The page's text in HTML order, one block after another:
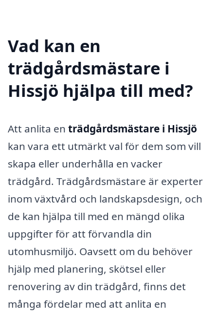
Vad kan en
trädgårdsmästare i
Hissjö hjälpa till med?
Att anlita en trädgårdsmästare i Hissjö
kan vara ett utmärkt val för dem som vill
skapa eller underhålla en vacker
trädgård. Trädgårdsmästare är experter
inom växtvård och landskapsdesign, och
de kan hjälpa till med en mängd olika
uppgifter för att förvandla din
utomhusmiljö. Oavsett om du behöver
hjälp med planering, skötsel eller
renovering av din trädgård, finns det
många fördelar med att anlita en